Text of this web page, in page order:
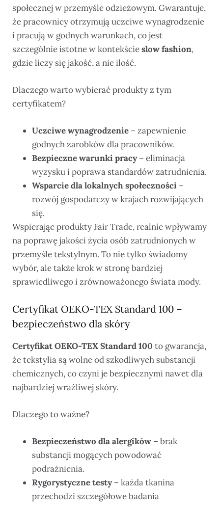
społecznej w przemyśle odzieżowym. Gwarantuje,
że pracownicy otrzymują uczciwe wynagrodzenie
i pracują w godnych warunkach, co jest
szczególnie istotne w kontekścieslow fashion,
gdzie liczy się jakość, a nie ilość.
Dlaczego warto wybierać produkty z tym
certyfikatem?
Uczciwe wynagrodzenie – zapewnienie
godnych zarobków dla pracowników.
Bezpieczne warunki pracy– eliminacja
wyzysku i poprawa standardów zatrudnienia.
Wsparcie dla lokalnych społeczności –
rozwój gospodarczy w krajach rozwijających
się.
Wspierając produkty Fair Trade, realnie wpływamy
na poprawę jakości życia osób zatrudnionych w
przemyśle tekstylnym. To nie tylko świadomy
wybór, ale także krok w stronę bardziej
sprawiedliwego i zrównoważonego świata mody.
Certyfikat OEKO-TEX Standard 100 –
bezpieczeństwo dla skóry
Certyfikat OEKO-TEX Standard 100 to gwarancja,
że tekstylia są wolne od szkodliwych substancji
chemicznych, co czyni je bezpiecznymi nawet dla
najbardziej wrażliwej skóry.
Dlaczego to ważne?
Bezpieczeństwo dla alergików – brak
substancji mogących powodować
podrażnienia.
Rygorystyczne testy– każda tkanina
przechodzi szczegółowe badania